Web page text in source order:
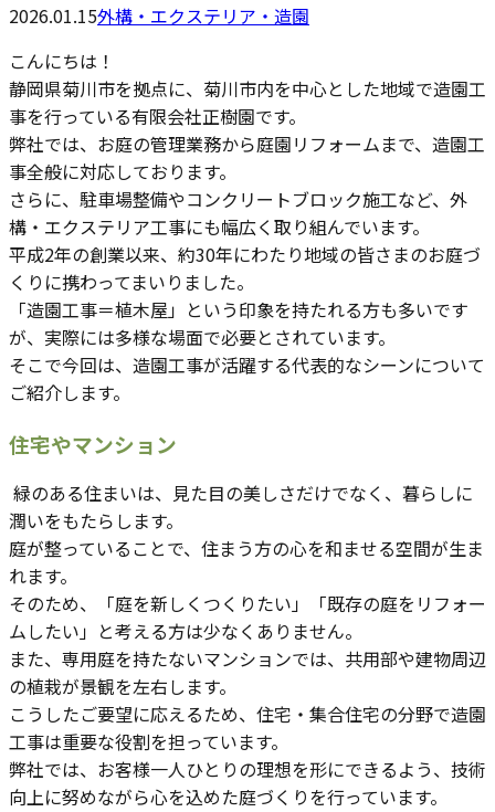
2026.01.15外構・エクステリア・造園
こんにちは！
静岡県菊川市を拠点に、菊川市内を中心とした地域で造園工
事を行っている有限会社正樹園です。
弊社では、お庭の管理業務から庭園リフォームまで、造園工
事全般に対応しております。
さらに、駐車場整備やコンクリートブロック施工など、外
構・エクステリア工事にも幅広く取り組んでいます。
平成2年の創業以来、約30年にわたり地域の皆さまのお庭づ
くりに携わってまいりました。
「造園工事＝植木屋」という印象を持たれる方も多いです
が、実際には多様な場面で必要とされています。
そこで今回は、造園工事が活躍する代表的なシーンについて
ご紹介します。
住宅やマンション
緑のある住まいは、見た目の美しさだけでなく、暮らしに
潤いをもたらします。
庭が整っていることで、住まう方の心を和ませる空間が生ま
れます。
そのため、「庭を新しくつくりたい」「既存の庭をリフォー
ムしたい」と考える方は少なくありません。
また、専用庭を持たないマンションでは、共用部や建物周辺
の植栽が景観を左右します。
こうしたご要望に応えるため、住宅・集合住宅の分野で造園
工事は重要な役割を担っています。
弊社では、お客様一人ひとりの理想を形にできるよう、技術
向上に努めながら心を込めた庭づくりを行っています。